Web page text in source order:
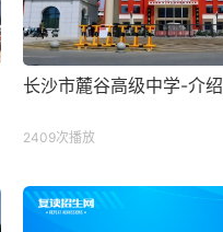
长沙市麓谷高级中学-介绍
2409次播放